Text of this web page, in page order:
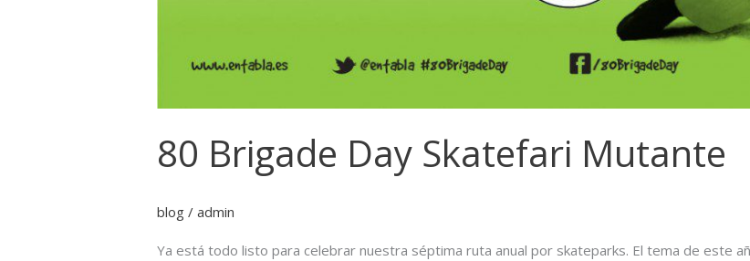
80 Brigade Day Skatefari Mutante
blog /admin
Ya está todo listo para celebrar nuestra séptima ruta anual por skateparks. El tema de este